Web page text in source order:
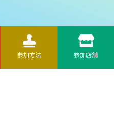
参加方法 参加店舗